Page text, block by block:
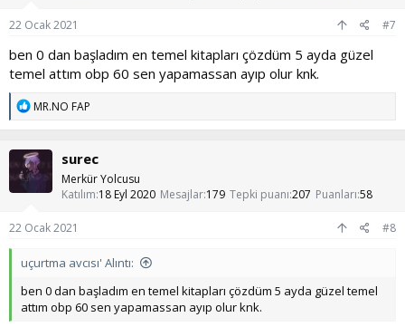
22 Ocak 2021 #7
ben 0 dan başladım en temel kitapları çözdüm 5 ayda güzel
temel attım obp 60 sen yapamassan ayıp olur knk.
T
p
k
i
l
e
MR.NO FAP
surec
Merkür Yolcusu
Katılım 18 Eyl 2020 Mesajlar 179 Tepki puanı 207 Puanları 58
22 Ocak 2021 #8
uçurtma avcısı' Alıntı:
ben 0 dan başladım en temel kitapları çözdüm 5 ayda güzel temel
attım obp 60 sen yapamassan ayıp olur knk.